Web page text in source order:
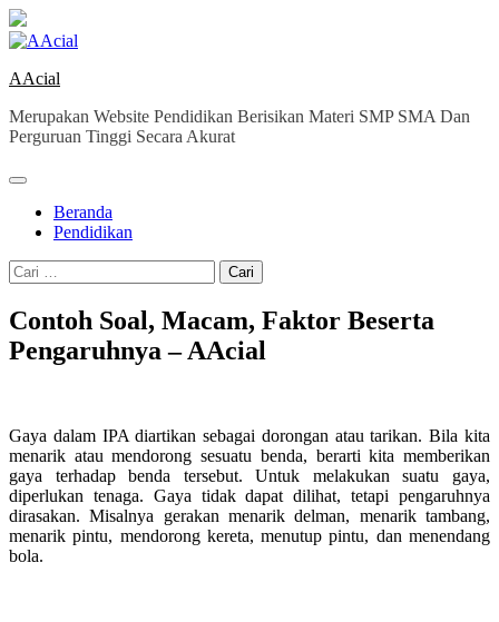
Skip
to
AAcial
Merupakan Website Pendidikan Berisikan Materi SMP SMA Dan
Perguruan Tinggi Secara Akurat
Beranda
Pendidikan
Cari
untuk:
Contoh Soal, Macam, Faktor Beserta
Pengaruhnya – AAcial
Gaya dalam IPA diartikan sebagai dorongan atau tarikan. Bila kita
menarik atau mendorong sesuatu benda, berarti kita memberikan
gaya terhadap benda tersebut. Untuk melakukan suatu gaya,
diperlukan tenaga. Gaya tidak dapat dilihat, tetapi pengaruhnya
dirasakan. Misalnya gerakan menarik delman, menarik tambang,
menarik pintu, mendorong kereta, menutup pintu, dan menendang
bola.